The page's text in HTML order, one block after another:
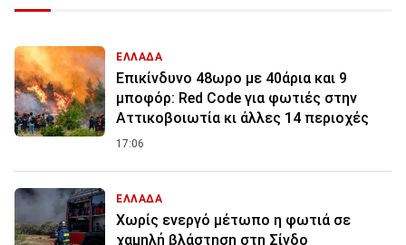
ΕΛΛΑΔΑ
Επικίνδυνο 48ωρο με 40άρια και 9
μποφόρ: Red Code για φωτιές στην
Αττικοβοιωτία κι άλλες 14 περιοχές
17:06
ΕΛΛΑΔΑ
Χωρίς ενεργό μέτωπο η φωτιά σε
χαμηλή βλάστηση στη Σίνδο